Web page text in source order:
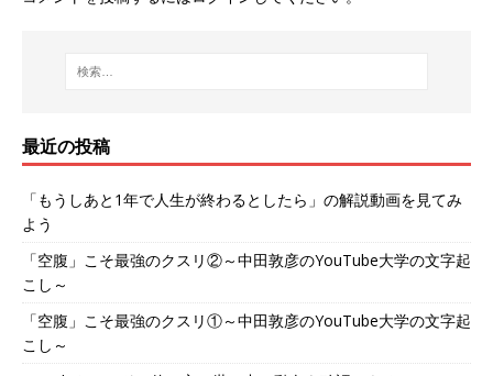
最近の投稿
「もうしあと1年で人生が終わるとしたら」の解説動画を見てみ
よう
「空腹」こそ最強のクスリ②～中田敦彦のYouTube大学の文字起
こし～
「空腹」こそ最強のクスリ①～中田敦彦のYouTube大学の文字起
こし～